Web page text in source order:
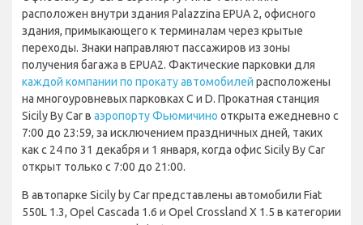
расположен внутри здания Palazzina EPUA 2, офисного
здания, примыкающего к терминалам через крытые
переходы. Знаки направляют пассажиров из зоны
получения багажа в EPUA2. Фактические парковки для
каждой компании по прокату автомобилей расположены
на многоуровневых парковках C и D. Прокатная станция
Sicily By Car в аэропорту Фьюмичино открыта ежедневно с
7:00 до 23:59, за исключением праздничных дней, таких
как с 24 по 31 декабря и 1 января, когда офис Sicily By Car
открыт только с 7:00 до 21:00.
В автопарке Sicily by Car представлены автомобили Fiat
550L 1.3, Opel Cascada 1.6 и Opel Crossland X 1.5 в категории